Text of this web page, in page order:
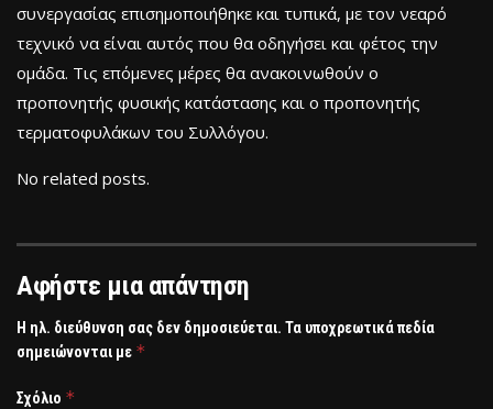
συνεργασίας επισημοποιήθηκε και τυπικά, με τον νεαρό
τεχνικό να είναι αυτός που θα οδηγήσει και φέτος την
ομάδα. Τις επόμενες μέρες θα ανακοινωθούν ο
προπονητής φυσικής κατάστασης και ο προπονητής
τερματοφυλάκων του Συλλόγου.
No related posts.
Αφήστε μια απάντηση
Η ηλ. διεύθυνση σας δεν δημοσιεύεται. Τα υποχρεωτικά πεδία
σημειώνονται με *
Σχόλιο *